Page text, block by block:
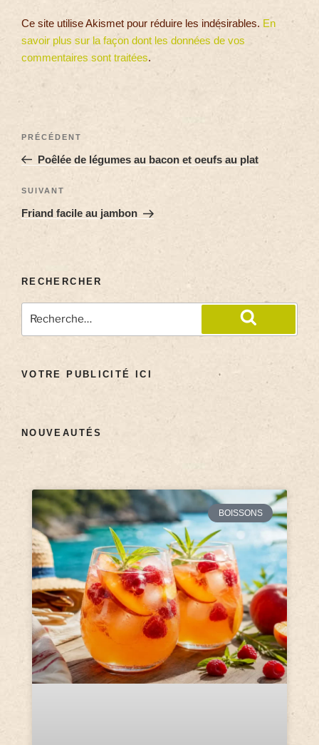
Ce site utilise Akismet pour réduire les indésirables. En
savoir plus sur la façon dont les données de vos
commentaires sont traitées.
PRÉCÉDENT
Poêlée de légumes au bacon et oeufs au plat
SUIVANT
Friand facile au jambon
RECHERCHER
VOTRE PUBLICITÉ ICI
NOUVEAUTÉS
BOISSONS